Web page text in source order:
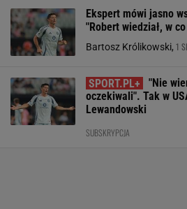
Ekspert mówi jasno
"Robert wiedział, w
Bartosz Królikowski, 1
"Nie
oczekiwali". Tak w
Lewandowski
SUBSKRYPCJA